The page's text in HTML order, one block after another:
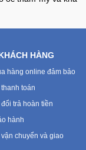
HÀNG
hàng online đảm bảo
toán
trả hoàn tiền
hành
chuyển và giao